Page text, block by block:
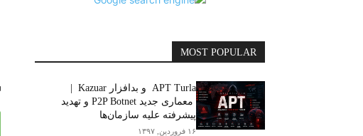
MOST POPULAR
معماری جدید P2P Botnet و تهدید
پیشرفته علیه سازمان‌ها
۱۶ فروردین, ۱۳۹۷